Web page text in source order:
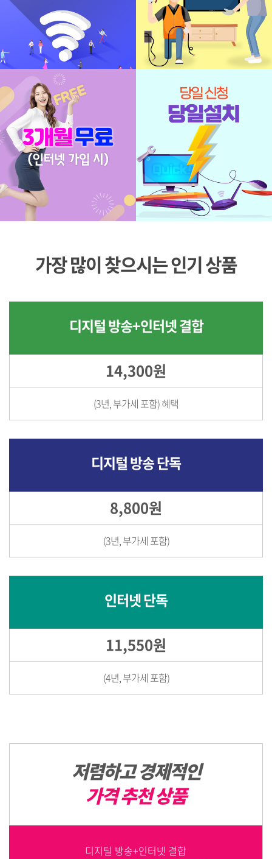
가장 많이 찾으시는 인기 상품
디지털 방송+인터넷 결합
14,300원
(3년, 부가세 포함) 혜택
디지털 방송 단독
8,800원
(3년, 부가세 포함)
인터넷 단독
11,550원
(4년, 부가세 포함)
저렴하고 경제적인
가격 추천 상품
디지털 방송+인터넷 결합